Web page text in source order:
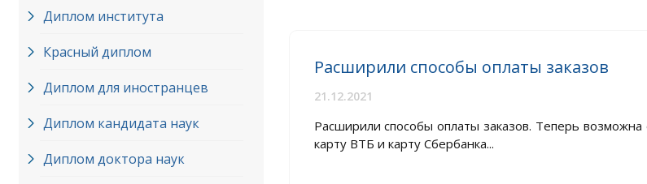
Диплом института
Красный диплом
Диплом для иностранцев
Диплом кандидата наук
Диплом доктора наук
Расширили способы оплаты заказов
21.12.2021
Расширили способы оплаты заказов. Теперь
карту ВТБ и карту Сбербанка...